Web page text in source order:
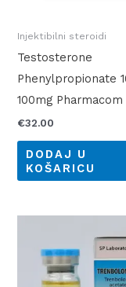
Injektibilni steroidi
Testosterone
Phenylpropionate
100mg Pharmacom
€32.00
DODAJ U
KOŠARICU